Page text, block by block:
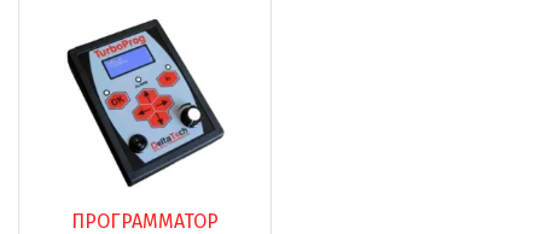
ПРОГРАММАТОР